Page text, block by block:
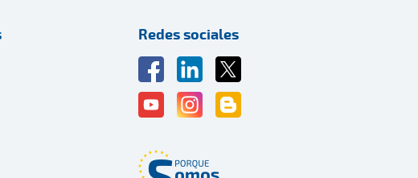
Redes sociales